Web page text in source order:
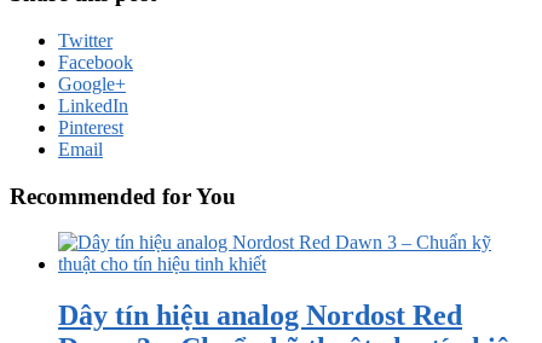
Twitter
Facebook
Google+
LinkedIn
Pinterest
Email
Recommended for You
Dây tín hiệu analog Nordost Red